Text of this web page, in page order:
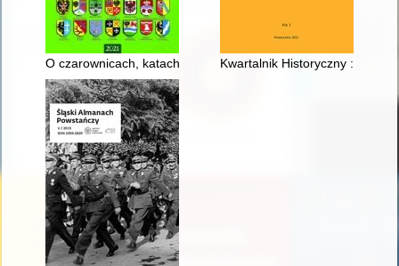
O czarownicach, katach i dawnych sądach na przykładzie
Kwartalnik Historyczny :